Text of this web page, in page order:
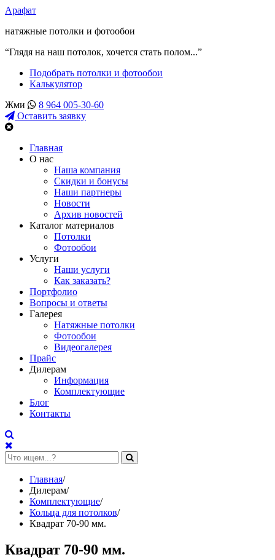
Арафат
натяжные потолки и фотообои
“Глядя на наш потолок, хочется стать полом...”
Подобрать потолки и фотообои
Калькулятор
Жми
8 964 005-30-60
Оставить заявку
Главная
О нас
Наша компания
Скидки и бонусы
Наши партнеры
Новости
Архив новостей
Каталог материалов
Потолки
Фотообои
Услуги
Наши услуги
Как заказать?
Портфолио
Вопросы и ответы
Галерея
Натяжные потолки
Фотообои
Видеогалерея
Прайс
Дилерам
Информация
Комплектующие
Блог
Контакты
Главная/
Дилерам/
Комплектующие/
Кольца для потолков/
Квадрат 70-90 мм.
Квадрат 70-90 мм.